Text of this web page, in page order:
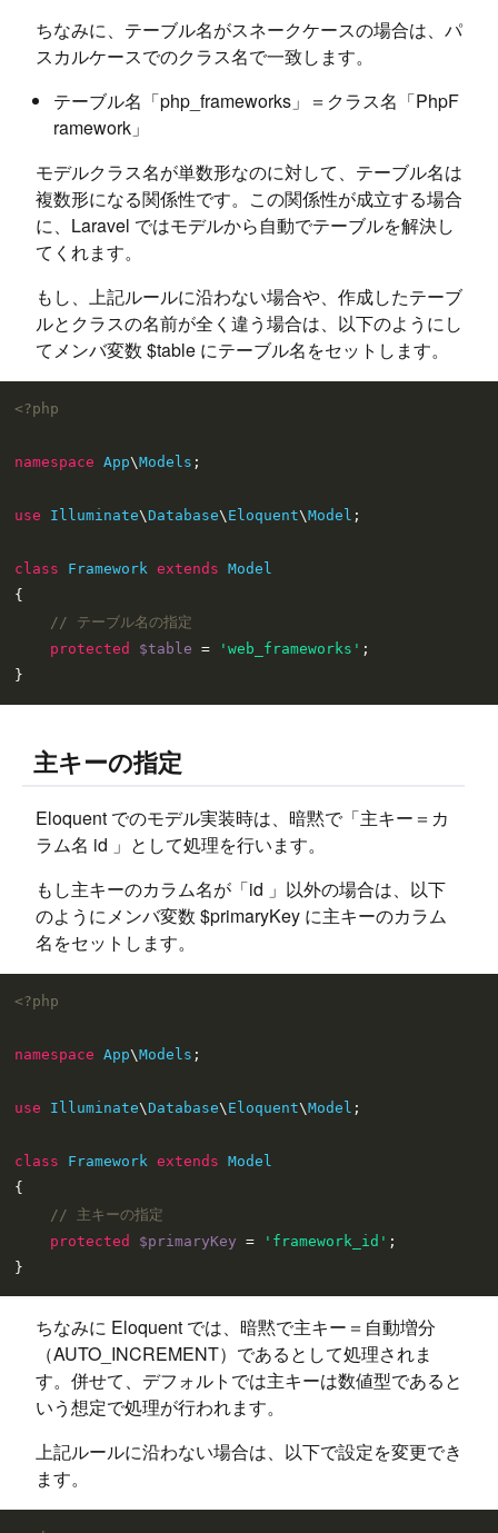
ちなみに、テーブル名がスネークケースの場合は、パ
スカルケースでのクラス名で一致します。
テーブル名「php_frameworks」＝クラス名「PhpF
ramework」
モデルクラス名が単数形なのに対して、テーブル名は
複数形になる関係性です。この関係性が成立する場合
に、Laravel ではモデルから自動でテーブルを解決し
てくれます。
もし、上記ルールに沿わない場合や、作成したテーブ
ルとクラスの名前が全く違う場合は、以下のようにし
てメンバ変数 $table にテーブル名をセットします。
<?php
namespace App\Models ;
use Illuminate\Database\ Eloquent\Model ;
class Framework extends
Model
{
// テーブル名の指定
protected
$table = 'web_frameworks' ;
主キーの指定
Eloquent でのモデル実装時は、暗黙で「主キー＝カ
ラム名 id 」として処理を行います。
もし主キーのカラム名が「id 」以外の場合は、以下
のようにメンバ変数 $primaryKey に主キーのカラム
名をセットします。
<?php
namespace App\Models ;
use Illuminate\Database\ Eloquent\Model ;
class Framework extends
Model
{
// 主キーの指定
protected
$primaryKey = 'framework_id' ;
ちなみに Eloquent では、暗黙で主キー＝自動増分
（AUTO_INCREMENT）であるとして処理されま
す。併せて、デフォルトでは主キーは数値型であると
いう想定で処理が行われます。
上記ルールに沿わない場合は、以下で設定を変更でき
ます。